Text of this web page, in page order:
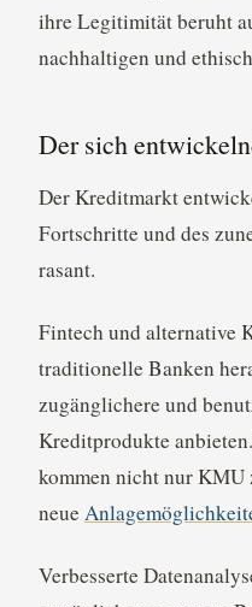
ihre Legitimität beruht
nachhaltigen und
Der sich
Der Kreditmarkt
Fortschritte und des
rasant.
Fintech und alternative
traditionelle Banken
zugänglichere und
Kreditprodukte
kommen nicht nur KMU
neue
Verbesserte